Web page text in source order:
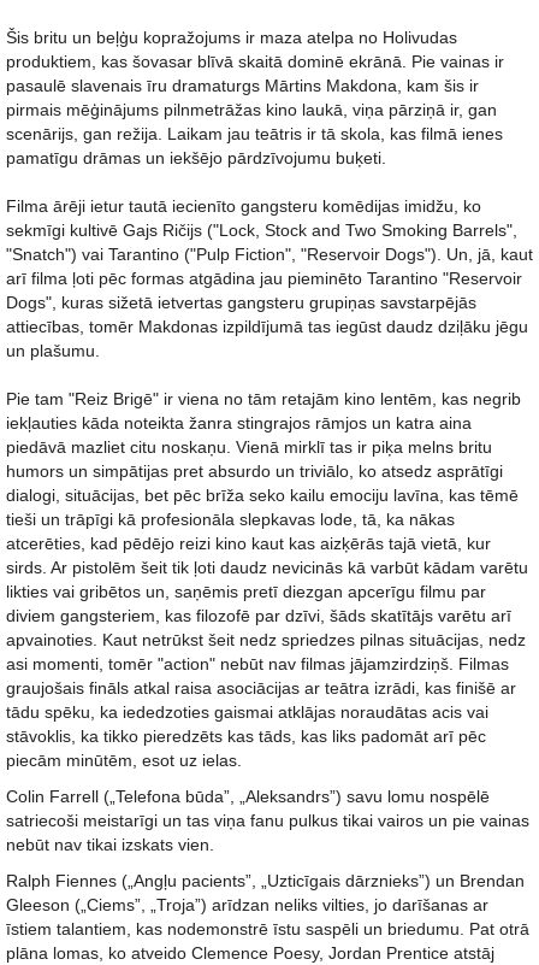
Šis britu un beļģu kopražojums ir maza atelpa no Holivudas
produktiem, kas šovasar blīvā skaitā dominē ekrānā. Pie vainas ir
pasaulē slavenais īru dramaturgs Mārtins Makdona, kam šis ir
pirmais mēģinājums pilnmetrāžas kino laukā, viņa pārziņā ir, gan
scenārijs, gan režija. Laikam jau teātris ir tā skola, kas filmā ienes
pamatīgu drāmas un iekšējo pārdzīvojumu buķeti.
Filma ārēji ietur tautā iecienīto gangsteru komēdijas imidžu, ko
sekmīgi kultivē Gajs Ričijs ("Lock, Stock and Two Smoking Barrels",
"Snatch") vai Tarantino ("Pulp Fiction", "Reservoir Dogs"). Un, jā, kaut
arī filma ļoti pēc formas atgādina jau pieminēto Tarantino "Reservoir
Dogs", kuras sižetā ietvertas gangsteru grupiņas savstarpējās
attiecības, tomēr Makdonas izpildījumā tas iegūst daudz dziļāku jēgu
un plašumu.
Pie tam "Reiz Brigē" ir viena no tām retajām kino lentēm, kas negrib
iekļauties kāda noteikta žanra stingrajos rāmjos un katra aina
piedāvā mazliet citu noskaņu. Vienā mirklī tas ir piķa melns britu
humors un simpātijas pret absurdo un triviālo, ko atsedz asprātīgi
dialogi, situācijas, bet pēc brīža seko kailu emociju lavīna, kas tēmē
tieši un trāpīgi kā profesionāla slepkavas lode, tā, ka nākas
atcerēties, kad pēdējo reizi kino kaut kas aizķērās tajā vietā, kur
sirds. Ar pistolēm šeit tik ļoti daudz nevicinās kā varbūt kādam varētu
likties vai gribētos un, saņēmis pretī diezgan apcerīgu filmu par
diviem gangsteriem, kas filozofē par dzīvi, šāds skatītājs varētu arī
apvainoties. Kaut netrūkst šeit nedz spriedzes pilnas situācijas, nedz
asi momenti, tomēr "action" nebūt nav filmas jājamzirdziņš. Filmas
graujošais fināls atkal raisa asociācijas ar teātra izrādi, kas finišē ar
tādu spēku, ka iededzoties gaismai atklājas noraudātas acis vai
stāvoklis, ka tikko pieredzēts kas tāds, kas liks padomāt arī pēc
piecām minūtēm, esot uz ielas.
Colin Farrell („Telefona būda”, „Aleksandrs”) savu lomu nospēlē
satriecoši meistarīgi un tas viņa fanu pulkus tikai vairos un pie vainas
nebūt nav tikai izskats vien.
Ralph Fiennes („Angļu pacients”, „Uzticīgais dārznieks”) un Brendan
Gleeson („Ciems”, „Troja”) arīdzan neliks vilties, jo darīšanas ar
īstiem talantiem, kas nodemonstrē īstu saspēli un briedumu. Pat otrā
plāna lomas, ko atveido Clemence Poesy, Jordan Prentice atstāj